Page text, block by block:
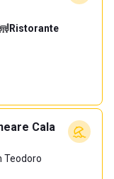
Ristorante
Cala
Teodoro